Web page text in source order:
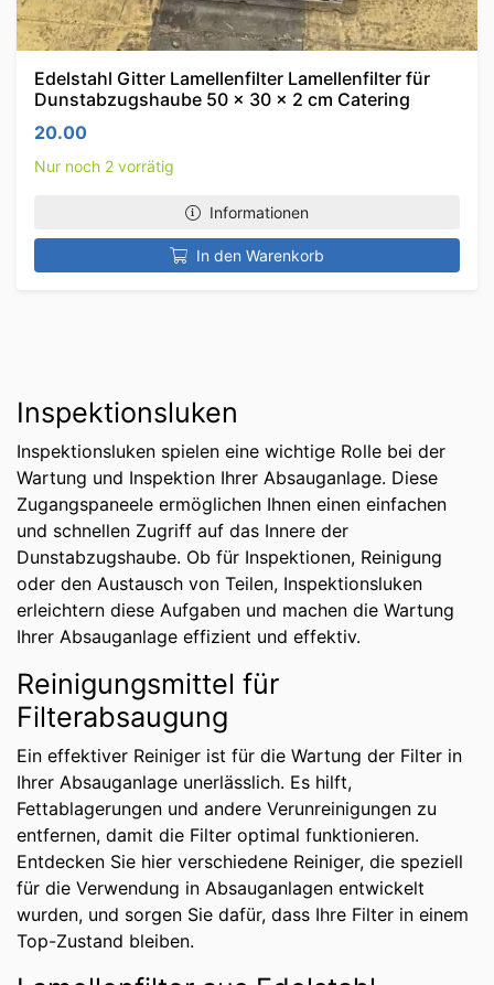
Edelstahl Gitter Lamellenfilter Lamellenfilter für
Dunstabzugshaube 50 x 30 x 2 cm Catering
20.00
Nur noch 2 vorrätig
Informationen
In den Warenkorb
Inspektionsluken
Inspektionsluken spielen eine wichtige Rolle bei der
Wartung und Inspektion Ihrer Absauganlage. Diese
Zugangspaneele ermöglichen Ihnen einen einfachen
und schnellen Zugriff auf das Innere der
Dunstabzugshaube. Ob für Inspektionen, Reinigung
oder den Austausch von Teilen, Inspektionsluken
erleichtern diese Aufgaben und machen die Wartung
Ihrer Absauganlage effizient und effektiv.
Reinigungsmittel für
Filterabsaugung
Ein effektiver Reiniger ist für die Wartung der Filter in
Ihrer Absauganlage unerlässlich. Es hilft,
Fettablagerungen und andere Verunreinigungen zu
entfernen, damit die Filter optimal funktionieren.
Entdecken Sie hier verschiedene Reiniger, die speziell
für die Verwendung in Absauganlagen entwickelt
wurden, und sorgen Sie dafür, dass Ihre Filter in einem
Top-Zustand bleiben.